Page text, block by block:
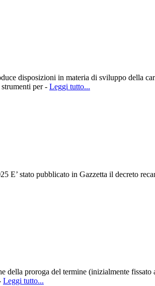
disposizioni in materia di sviluppo della
per - Leggi tutto...
stato pubblicato in Gazzetta il decreto
proroga del termine (inizialmente fissato
Leggi tutto...